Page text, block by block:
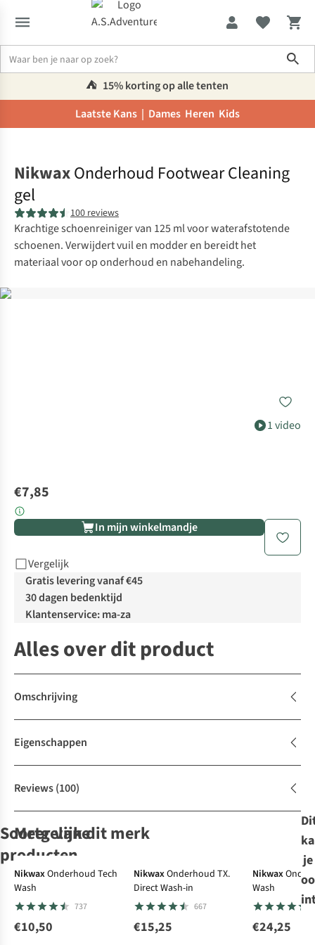
⛺️ 15% korting op alle tenten
Laatste Kans | Dames Heren Kids
1 video
NikwaxOnderhoud Footwear Cleaning
gel
100 reviews
Krachtige schoenreiniger van 125 ml voor waterafstotende
schoenen. Verwijdert vuil en modder en bereidt het
materiaal voor op onderhoud en nabehandeling.
€7,85
In mijn winkelmandje
Vergelijk
Gratis levering vanaf €45
30 dagen bedenktijd
Klantenservice: ma-za
Alles over dit product
Omschrijving
Eigenschappen
Reviews(100)
Soortgelijke
producten
Care & Repair
favoriet
Grangers
Onderhoud
Leather
Conditioner
Nikwax
Onderhoud Tech
Wash
Care & Repair
favoriet
Grangers
Onderhoud G-
Wax
Onderhoud
Nubuck & Suede
Spray On 125ml
Meer van dit merk
NikwaxOnderhoud Tech
Wash
737
€10,50
NikwaxOnderhoud TX.
Direct Wash-in
667
€15,25
Nikwax
Wash
€24,25
je